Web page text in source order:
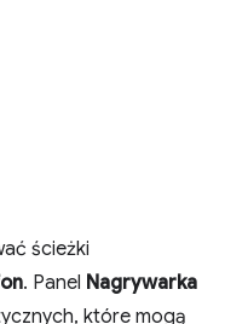
ścieżki
. Panel Nagrywarka
które mogą